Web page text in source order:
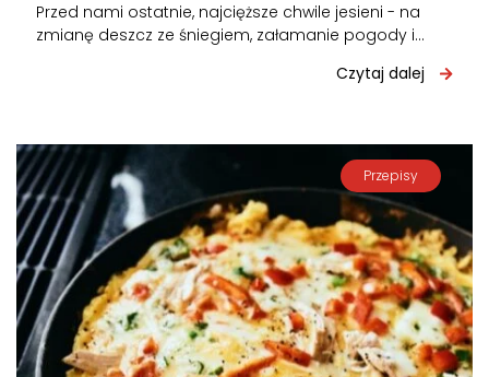
Przed nami ostatnie, najcięższe chwile jesieni - na
zmianę deszcz ze śniegiem, załamanie pogody i
Czytaj dalej
Przepisy